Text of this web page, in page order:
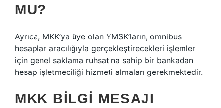
MU?
Ayrıca, MKK’ya üye olan YMSK’ların, omnibus
hesaplar aracılığıyla gerçekleştirecekleri işlemler
için genel saklama ruhsatına sahip bir bankadan
hesap işletmeciliği hizmeti almaları gerekmektedir.
MKK BILGI MESAJI